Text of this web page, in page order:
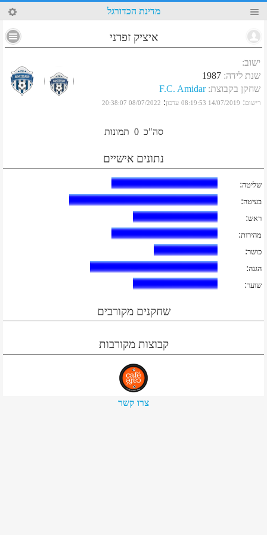
34 מדינת הכדורגל
איציק זפרני
ישוב:
שנת לידה:
1987
שחקן בקבוצת:
F.C. Amidar
רישום:
14/07/2019 08:19:53 עדכון:
08/07/2022 20:38:07
סה"כ 0 תמונות
נתונים אישיים
שליטה:
בעיטה:
ראש:
מהירות:
כושר:
הגנה:
שוער:
שחקנים מקורבים
קבוצות מקורבות
צרו קשר